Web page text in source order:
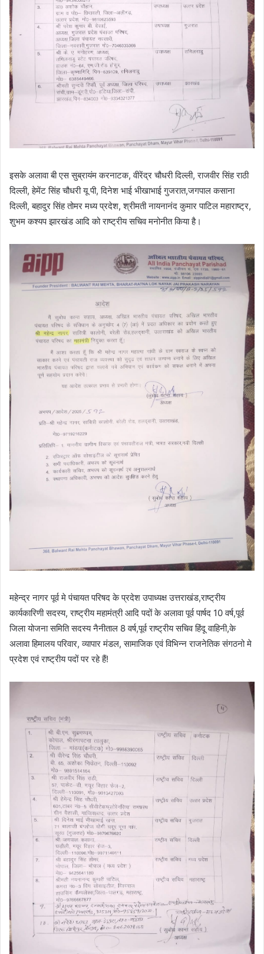
इसके अलावा बी एस सुब्रायंम करनाटक, वीरेंद्र चौधरी दिल्ली, राजवीर सिंह राठी
दिल्ली, हेमेंट सिंह चौधरी यू पी, दिनेश भाई भीखाभाई गुजरात,जगपाल कसाना
दिल्ली, बहादुर सिंह तोमर मध्य प्रदेश, श्रीमती नायनानंद कुमार पाटिल महाराष्ट्र,
शुभम कश्यप झारखंड आदि को राष्ट्रीय सचिव मनोनीत किया है।
महेन्द्र नागर पूर्व मे पंचायत परिषद के प्रदेश उपाध्यक्ष उत्तराखंड,राष्ट्रीय
कार्यकारिणी सदस्य, राष्ट्रीय महामंत्री आदि पदों के अलावा पूर्व पार्षद 10 वर्ष,पूर्व
जिला योजना समिति सदस्य नैनीताल 8 वर्ष,पूर्व राष्ट्रीय सचिव हिंदू वाहिनी,के
अलावा हिमालय परिवार, व्यापार मंडल, सामाजिक एवं विभिन्न राजनेतिक संगठनो मे
प्रदेश एवं राष्ट्रीय पदों पर रहे हैं!